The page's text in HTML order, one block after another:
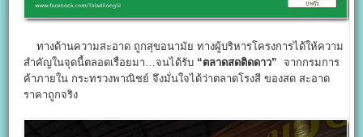
ทางด้านความสะอาด ถูกสุขอนามัย ทางผู้บริหารโครงการได้ให้ความ
สำคัญในจุดนี้ตลอดเรื่อยมา…จนได้รับ “ตลาดสดติดดาว” จากกรมการ
ค้าภายใน กระทรวงพาณิชย์ จึงมั่นใจได้ว่าตลาดโรงสี ของสด สะอาด
ราคาถูกจริง